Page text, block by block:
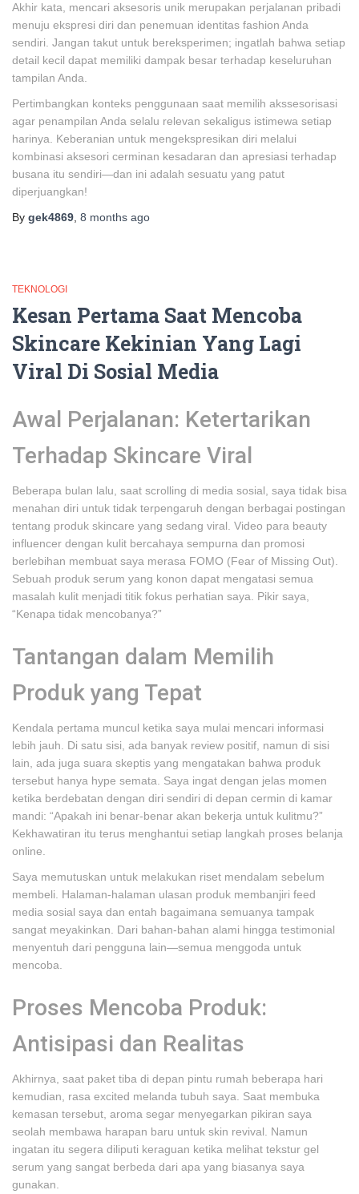
Akhir kata, mencari aksesoris unik merupakan perjalanan pribadi
menuju ekspresi diri dan penemuan identitas fashion Anda
sendiri. Jangan takut untuk bereksperimen; ingatlah bahwa setiap
detail kecil dapat memiliki dampak besar terhadap keseluruhan
tampilan Anda.
Pertimbangkan konteks penggunaan saat memilih akssesorisasi
agar penampilan Anda selalu relevan sekaligus istimewa setiap
harinya. Keberanian untuk mengekspresikan diri melalui
kombinasi aksesori cerminan kesadaran dan apresiasi terhadap
busana itu sendiri—dan ini adalah sesuatu yang patut
diperjuangkan!
By gek4869 8 months ago
TEKNOLOGI
Kesan Pertama Saat Mencoba
Skincare Kekinian Yang Lagi
Viral Di Sosial Media
Awal Perjalanan: Ketertarikan
Terhadap Skincare Viral
Beberapa bulan lalu, saat scrolling di media sosial, saya tidak bisa
menahan diri untuk tidak terpengaruh dengan berbagai postingan
tentang produk skincare yang sedang viral. Video para beauty
influencer dengan kulit bercahaya sempurna dan promosi
berlebihan membuat saya merasa FOMO (Fear of Missing Out).
Sebuah produk serum yang konon dapat mengatasi semua
masalah kulit menjadi titik fokus perhatian saya. Pikir saya,
“Kenapa tidak mencobanya?”
Tantangan dalam Memilih
Produk yang Tepat
Kendala pertama muncul ketika saya mulai mencari informasi
lebih jauh. Di satu sisi, ada banyak review positif, namun di sisi
lain, ada juga suara skeptis yang mengatakan bahwa produk
tersebut hanya hype semata. Saya ingat dengan jelas momen
ketika berdebatan dengan diri sendiri di depan cermin di kamar
mandi: “Apakah ini benar-benar akan bekerja untuk kulitmu?”
Kekhawatiran itu terus menghantui setiap langkah proses belanja
online.
Saya memutuskan untuk melakukan riset mendalam sebelum
membeli. Halaman-halaman ulasan produk membanjiri feed
media sosial saya dan entah bagaimana semuanya tampak
sangat meyakinkan. Dari bahan-bahan alami hingga testimonial
menyentuh dari pengguna lain—semua menggoda untuk
mencoba.
Proses Mencoba Produk:
Antisipasi dan Realitas
Akhirnya, saat paket tiba di depan pintu rumah beberapa hari
kemudian, rasa excited melanda tubuh saya. Saat membuka
kemasan tersebut, aroma segar menyegarkan pikiran saya
seolah membawa harapan baru untuk skin revival. Namun
ingatan itu segera diliputi keraguan ketika melihat tekstur gel
serum yang sangat berbeda dari apa yang biasanya saya
gunakan.